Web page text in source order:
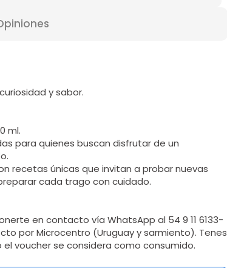
y sabor.
ml.
para quienes buscan disfrutar de un
recetas únicas que invitan a probar nuevas
cada trago con cuidado.
en contacto vía WhatsApp al 54 9 11 6133-
por Microcentro (Uruguay y sarmiento). Tenes
voucher se considera como consumido.